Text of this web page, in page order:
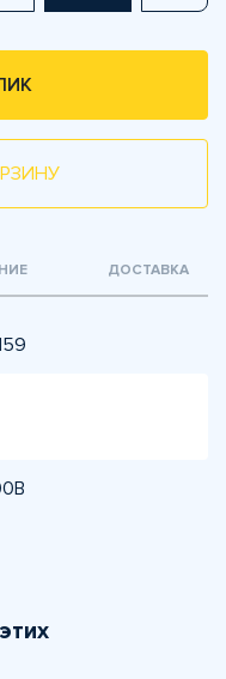
ДОСТАВКА